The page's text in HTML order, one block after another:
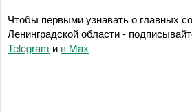
Чтобы первыми узнавать о главных
Ленинградской области -
Telegram и в Maх